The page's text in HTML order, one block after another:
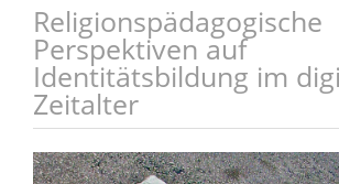
Religionspädagogische
Perspektiven auf
Identitätsbildung im
Zeitalter
Artikel-